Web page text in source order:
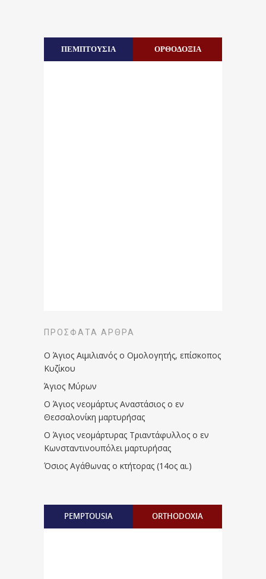
ΠΕΜΠΤΟΥΣΙΑ ΟΡΘΟΔΟΞΙΑ
ΠΡΌΣΦΑΤΑ ΆΡΘΡΑ
Ο Άγιος Αιμιλιανός ο Ομολογητής, επίσκοπος
Κυζίκου
Άγιος Μύρων
Ο Άγιος νεομάρτυς Αναστάσιος ο εν
Θεσσαλονίκη μαρτυρήσας
Ο Άγιος νεομάρτυρας Τριαντάφυλλος ο εν
Κωνσταντινουπόλει μαρτυρήσας
Όσιος Αγάθωνας ο κτήτορας (14ος αι.)
PEMPTOUSIA ORTHODOXIA